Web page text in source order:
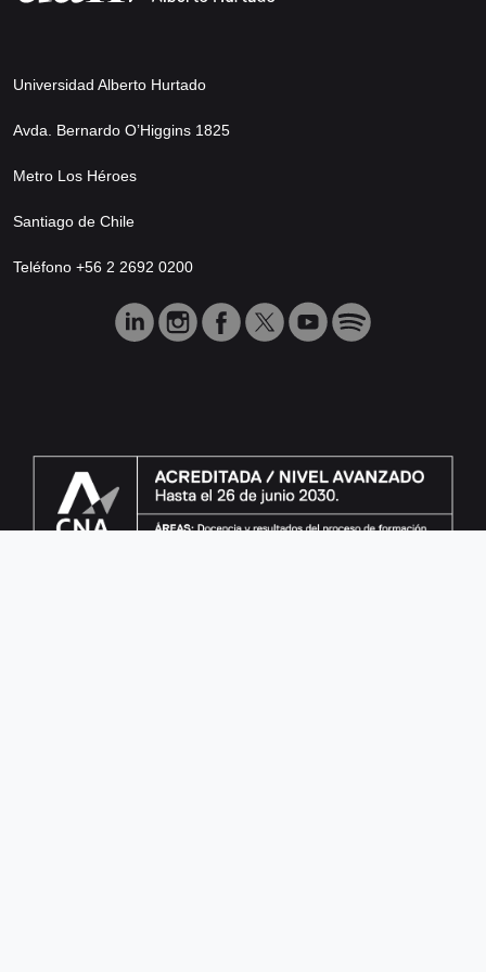
Universidad Alberto Hurtado
Avda. Bernardo O’Higgins 1825
Metro Los Héroes
Santiago de Chile
Teléfono +56 2 2692 0200